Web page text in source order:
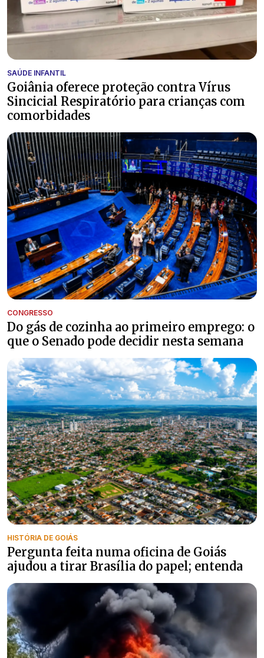
SAÚDE INFANTIL
Goiânia oferece proteção contra Vírus
Sincicial Respiratório para crianças com
comorbidades
CONGRESSO
Do gás de cozinha ao primeiro emprego: o
que o Senado pode decidir nesta semana
HISTÓRIA DE GOIÁS
Pergunta feita numa oficina de Goiás
ajudou a tirar Brasília do papel; entenda